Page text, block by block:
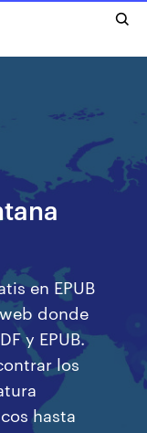
en EPUB
donde
y EPUB.
los
hasta